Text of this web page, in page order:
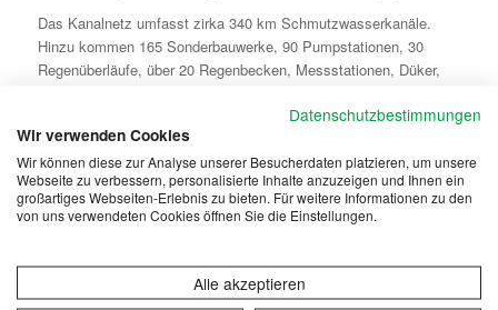
Das Kanalnetz umfasst zirka 340 km Schmutzwasserkanäle.
Hinzu kommen 165 Sonderbauwerke, 90 Pumpstationen, 30
Regenüberläufe, über 20 Regenbecken, Messstationen, Düker,
ABWASSERVERBAND ALTENRHEIN
Datenschutzbestimmungen
Wir verwenden Cookies
Wir können diese zur Analyse unserer Besucherdaten platzieren, um unsere
Webseite zu verbessern, personalisierte Inhalte anzuzeigen und Ihnen ein
großartiges Webseiten-Erlebnis zu bieten. Für weitere Informationen zu den
von uns verwendeten Cookies öffnen Sie die Einstellungen.
Alle akzeptieren